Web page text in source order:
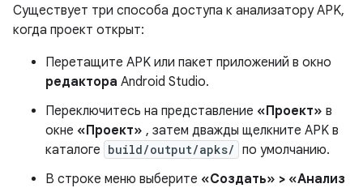
Существует три способа доступа к анализатору APK,
когда проект открыт:
Перетащите APK или пакет приложений в окно
редактора Android Studio.
Переключитесь на представление «Проект» в
окне «Проект» , затем дважды щелкните APK в
каталоге build/output/apks/ по умолчанию.
В строке меню выберите «Создать» > «Анализ